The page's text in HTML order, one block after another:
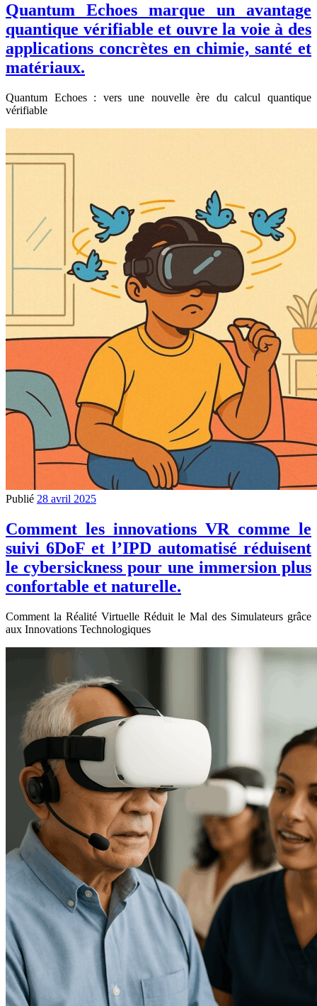
Quantum Echoes marque un avantage
quantique vérifiable et ouvre la voie à des
applications concrètes en chimie, santé et
matériaux.
Quantum Echoes : vers une nouvelle ère du calcul quantique
vérifiable
Publié 28 avril 2025
Comment les innovations VR comme le
suivi 6DoF et l’IPD automatisé réduisent
le cybersickness pour une immersion plus
confortable et naturelle.
Comment la Réalité Virtuelle Réduit le Mal des Simulateurs grâce
aux Innovations Technologiques